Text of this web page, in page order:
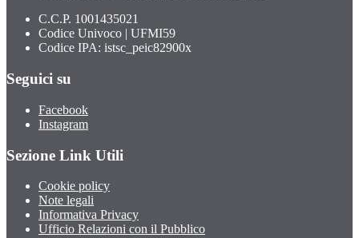
C.C.P. 1001435021
Codice Univoco | UFMI59
Codice IPA: istsc_peic82900x
Seguici su
Facebook
Instagram
Sezione Link Utili
Cookie policy
Note legali
Informativa Privacy
Ufficio Relazioni con il Pubblico